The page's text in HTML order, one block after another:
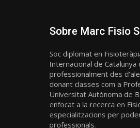
Sobre Marc Fisio
Soc diplomat en
Internacional de
professionalment des
donant classes com a
Universitat Autònoma de
enfocat a la recerca en
especialitzacions per
professionals.